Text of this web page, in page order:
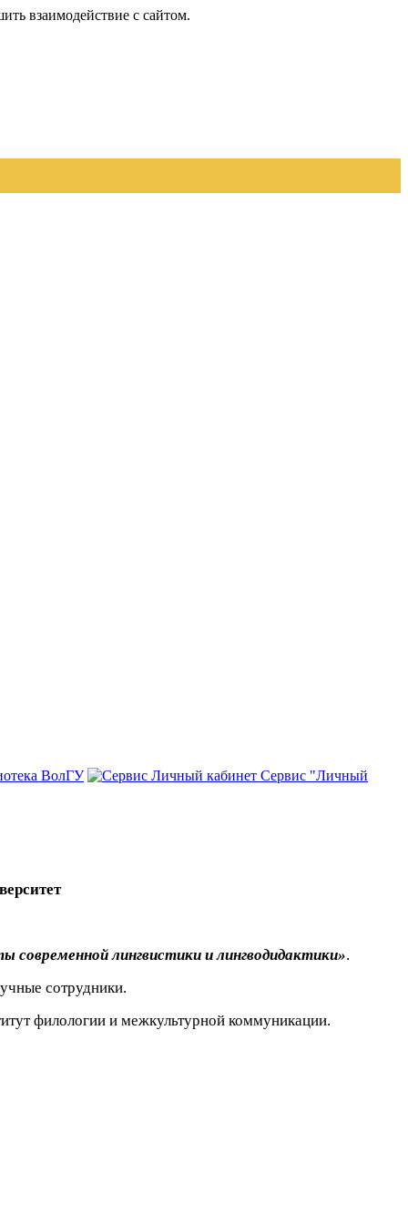
взаимодействие с сайтом.
ВолГУ Сервис "Личный
современной лингвистики и лингводидактики».
сотрудники.
филологии и межкультурной коммуникации.